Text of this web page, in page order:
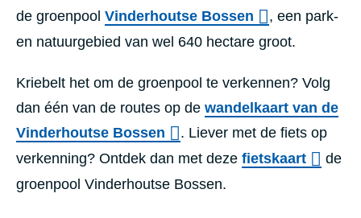
de groenpool Vinderhoutse Bossen
, een park-
en natuurgebied van wel 640 hectare groot.
Kriebelt het om de groenpool te verkennen? Volg
dan één van de routes op de wandelkaart van de
Vinderhoutse Bossen
. Liever met de fiets op
verkenning? Ontdek dan met deze fietskaart
de
groenpool Vinderhoutse Bossen.